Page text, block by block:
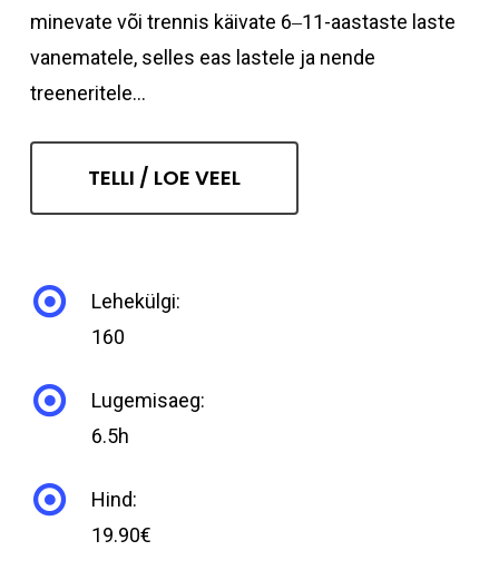
minevate või trennis käivate 6‒11-aastaste laste
vanematele, selles eas lastele ja nende
treeneritele...
TELLI / LOE VEEL
Lehekülgi:
160
Lugemisaeg:
6.5h
Hind:
19.90€